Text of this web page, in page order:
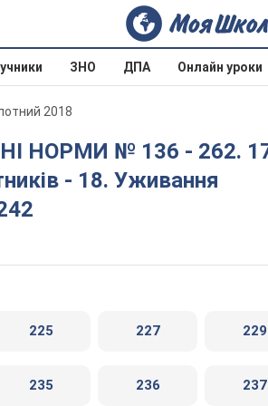
ЗНО ДПА Онлайн уроки
2018
- 18. Уживання
225 227 229
235 236 237